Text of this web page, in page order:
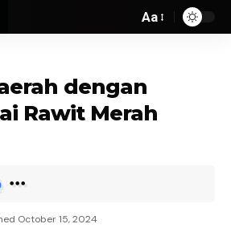
Aa
dengan
Rawit Merah
October 15, 2024